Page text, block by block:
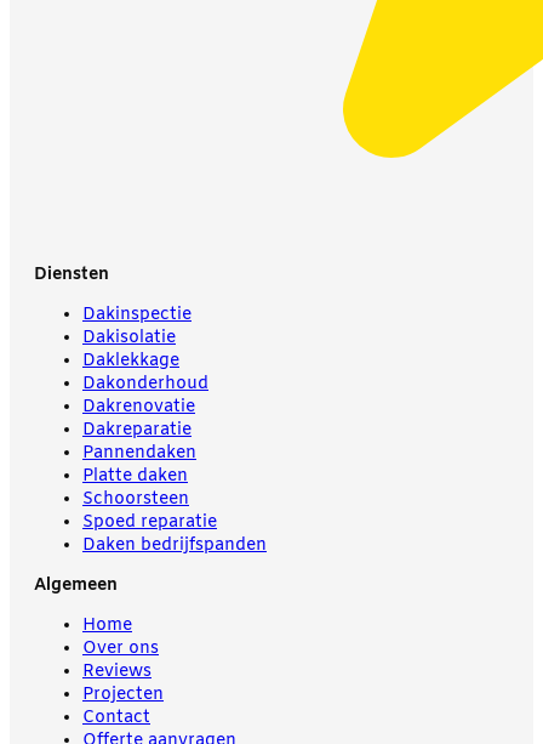
Diensten
Dakinspectie
Dakisolatie
Daklekkage
Dakonderhoud
Dakrenovatie
Dakreparatie
Pannendaken
Platte daken
Schoorsteen
Spoed reparatie
Daken bedrijfspanden
Algemeen
Home
Over ons
Reviews
Projecten
Contact